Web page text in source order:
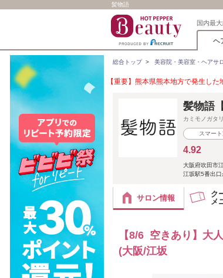
髪物語
国内最
ヘ
総合トップ> 美容院・美容室・ヘアサ
【重要】熊本県熊本地方で発生し
髪物語
カミモノガタリ
スマー
4.92
大阪府吹田市
江坂駅5番出
サロン情報
ク
メ
【8/6 空きあり】大
(大阪/江坂